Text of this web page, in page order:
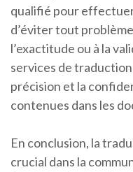
qualifié pour
d’éviter tout
l’exactitude ou à la
services de
précision et la
contenues dans les
En conclusion, la
crucial dans la